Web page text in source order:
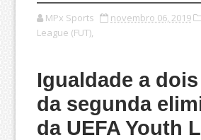
MPx Sports novembro 06, 2019
League (FUT),
Igualdade a
da segunda
da UEFA Youth